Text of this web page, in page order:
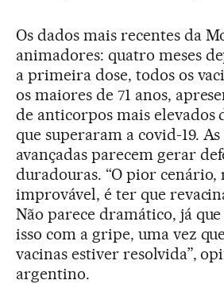
Os dados mais recentes da
animadores: quatro meses
a primeira dose, todos os
os maiores de 71 anos,
de anticorpos mais elevados
que superaram a covid-19.
avançadas parecem gerar
duradouras. “O pior cenário,
improvável, é ter que
Não parece dramático, já
isso com a gripe, uma vez
vacinas estiver resolvida”,
argentino.